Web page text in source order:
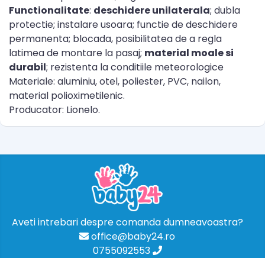
Functionalitate: deschidere unilaterala; dubla
protectie; instalare usoara; functie de deschidere
permanenta; blocada, posibilitatea de a regla
latimea de montare la pasaj; material moale si
durabil; rezistenta la conditiile meteorologice
Materiale: aluminiu, otel, poliester, PVC, nailon,
material polioximetilenic.
Producator: Lionelo.
Aveti intrebari despre comanda dumneavoastra?
office@baby24.ro
0755092553